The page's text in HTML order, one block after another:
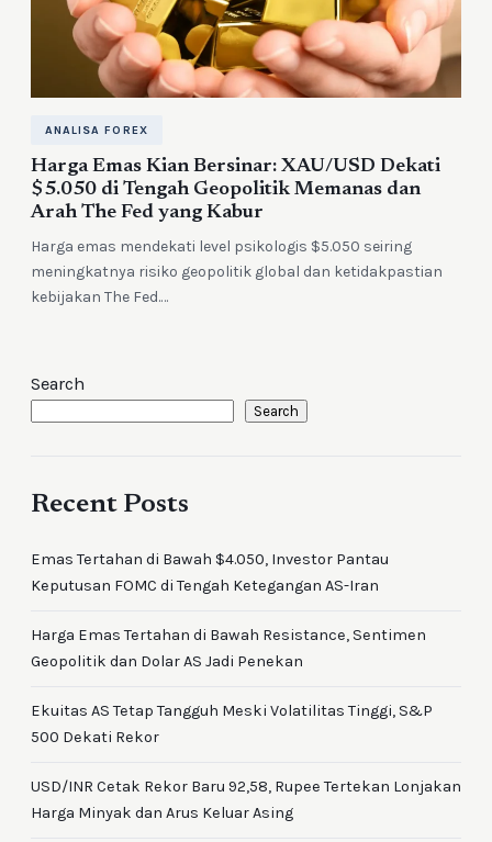
ANALISA FOREX
Harga Emas Kian Bersinar: XAU/USD Dekati
$5.050 di Tengah Geopolitik Memanas dan
Arah The Fed yang Kabur
Harga emas mendekati level psikologis $5.050 seiring
meningkatnya risiko geopolitik global dan ketidakpastian
kebijakan The Fed.…
Search
Search
Recent Posts
Emas Tertahan di Bawah $4.050, Investor Pantau
Keputusan FOMC di Tengah Ketegangan AS-Iran
Harga Emas Tertahan di Bawah Resistance, Sentimen
Geopolitik dan Dolar AS Jadi Penekan
Ekuitas AS Tetap Tangguh Meski Volatilitas Tinggi, S&P
500 Dekati Rekor
USD/INR Cetak Rekor Baru 92,58, Rupee Tertekan Lonjakan
Harga Minyak dan Arus Keluar Asing